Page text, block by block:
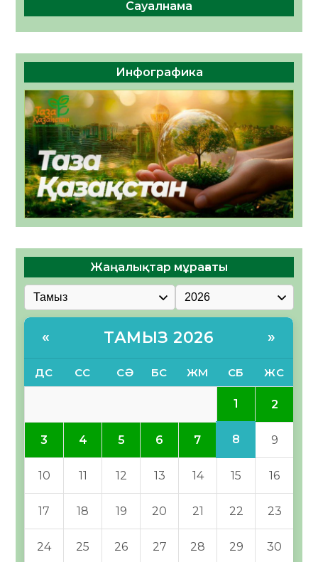
Сауалнама
Инфографика
Жаңалықтар мұрағаты
« ТАМЫЗ 2026 »
ДС СС СӘ БС ЖМ СБ ЖС
1 2
3 4 5 6 7 8 9
10 11 12 13 14 15 16
17 18 19 20 21 22 23
24 25 26 27 28 29 30